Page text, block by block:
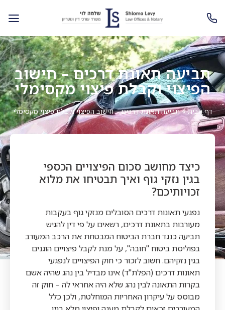
תביעה תאונת דרכים – חישוב
הפיצוי וקבלת פיצוי מקסימלי
דף הבית»תביעה תאונת דרכים – חישוב הפיצוי וקבלת פיצוי מקסימלי
כיצד מחושב סכום הפיצויים הכספי
בגין נזקי גוף ואיך תבטיחו את מלוא
זכויותיכם?
נפגעי תאונות דרכים הסובלים מנזקי גוף בעקבות
מעורבות בתאונת דרכים, רשאים על פי דין להגיש
תביעה כנגד חברת הביטוח המבטחת את הרכב המעורב
בפוליסת ביטוח "חובה", על מנת לקבל פיצויים הוגנים
בגין נזקיהם. חשוב לזכור כי חוק הפיצויים לנפגעי
תאונות דרכים (הפלת"ד) אינו מבדיל בין נהג שהיה אשם
בקרות התאונה לבין נהג שלא היה אחראי לה – חוק זה
מבוסס על עיקרון האחריות המוחלטת, ולכן כלל